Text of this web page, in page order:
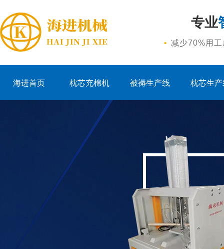
专业
· 减少70%用
海进首页 枕芯充棉机 被褥生产线 枕芯生产